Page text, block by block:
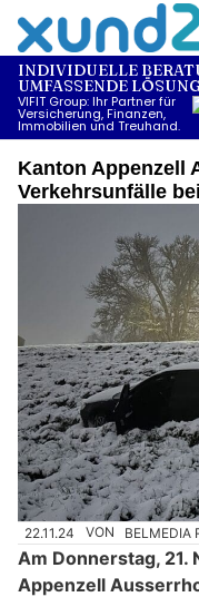
Kanton Appenzell
Verkehrsunfälle
22.11.24 VON BELMEDIA
Am Donnerstag, 21.
Appenzell